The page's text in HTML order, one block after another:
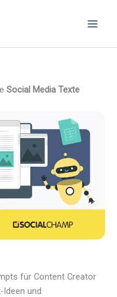
Social Media Texte
für Content Creator
und